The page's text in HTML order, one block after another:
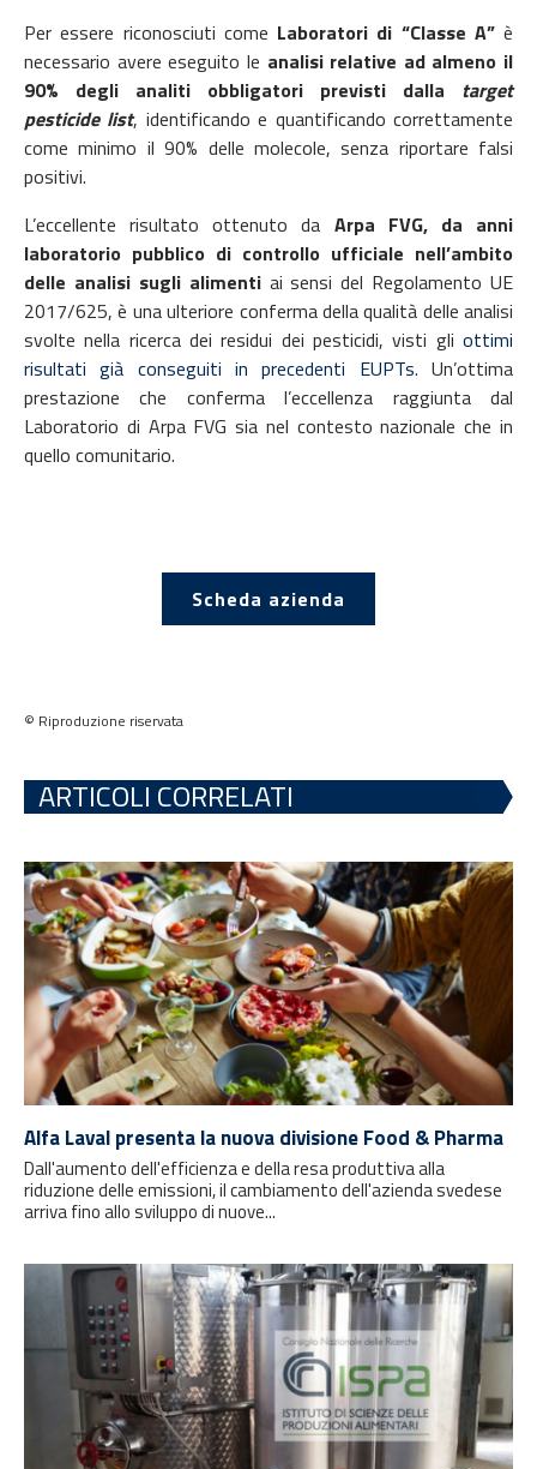
Per essere riconosciuti come Laboratori di “Classe A”è
necessario avere eseguito le analisi relative ad almeno il
90% degli analiti obbligatori previsti dalla target
pesticide list, identificando e quantificando correttamente
come minimo il 90% delle molecole, senza riportare falsi
positivi.
L’eccellente risultato ottenuto da Arpa FVG, da anni
laboratorio pubblico di controllo ufficiale nell’ambito
delle analisi sugli alimentiai sensi del Regolamento UE
2017/625, è una ulteriore conferma della qualità delle analisi
svolte nella ricerca dei residui dei pesticidi, visti gli ottimi
risultati già conseguiti in precedenti EUPTs. Un’ottima
prestazione che conferma l’eccellenza raggiunta dal
Laboratorio di Arpa FVG sia nel contesto nazionale che in
quello comunitario.
Scheda azienda
© Riproduzione riservata
ARTICOLI CORRELATI
Alfa Laval presenta la nuova divisione Food & Pharma
Dall'aumento dell'efficienza e della resa produttiva alla
riduzione delle emissioni, il cambiamento dell'azienda svedese
arriva fino allo sviluppo di nuove...